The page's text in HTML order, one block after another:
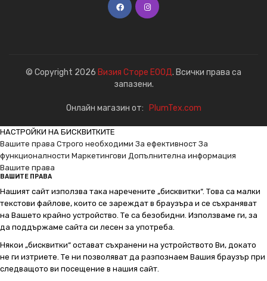
© Copyright 2026 Визия Сторе ЕООД. Всички права са
запазени.
Онлайн магазин от: PlumTex.com
НАСТРОЙКИ НА БИСКВИТКИТЕ
Вашите права Строго необходими За ефективност За
функционалности Маркетингови Допълнителна информация
Вашите права
ВАШИТЕ ПРАВА
Нашият сайт използва така наречените „бисквитки“. Това са малки
текстови файлове, които се зареждат в браузъра и се съхраняват
на Вашето крайно устройство. Те са безобидни. Използваме ги, за
да поддържаме сайта си лесен за употреба.
Някои „бисквитки“ остават съхранени на устройството Ви, докато
не ги изтриете. Те ни позволяват да разпознаем Вашия браузър при
следващото ви посещение в нашия сайт.